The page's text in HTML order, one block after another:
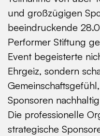
und großzügigen
beeindruckende
Performer Stiftung
Event begeisterte
Ehrgeiz, sondern
Sponsoren
Die professionelle
strategische